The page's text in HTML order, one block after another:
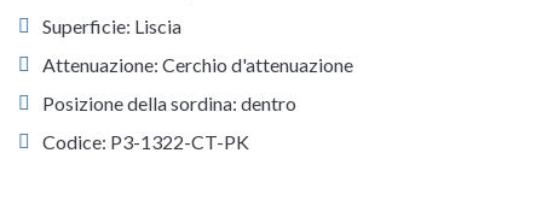
Superficie: Liscia
Attenuazione: Cerchio d'attenuazione
Posizione della sordina: dentro
Codice: P3-1322-CT-PK